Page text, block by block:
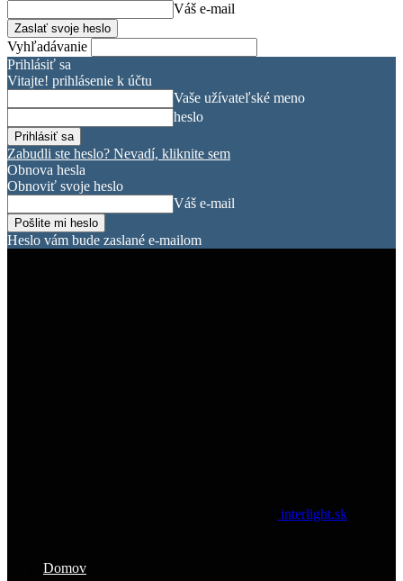
Váš e-mail
Vyhľadávanie
Prihlásiť sa
Vitajte! prihlásenie k účtu
Vaše užívateľské meno
heslo
Zabudli ste heslo? Nevadí, kliknite sem
Obnova hesla
Obnoviť svoje heslo
Váš e-mail
Heslo vám bude zaslané e-mailom
interlight.sk
Domov